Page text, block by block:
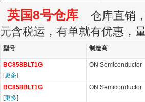
英国8号仓库 仓库直销
元含税运，有单就有优惠，
型号 制造商
BC858BLT1G
[更多]
ON Semiconductor
BC858BLT1G
[更多]
ON Semiconductor